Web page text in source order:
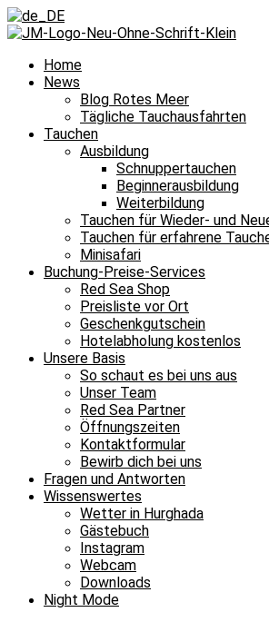
Home
News
Blog Rotes Meer
Tägliche Tauchausfahrten
Tauchen
Ausbildung
Schnuppertauchen
Beginnerausbildung
Weiterbildung
Tauchen für Wieder- und
Tauchen für erfahrene
Minisafari
Buchung-Preise-Services
Red Sea Shop
Preisliste vor Ort
Geschenkgutschein
Hotelabholung kostenlos
Unsere Basis
So schaut es bei uns aus
Unser Team
Red Sea Partner
Öffnungszeiten
Kontaktformular
Bewirb dich bei uns
Fragen und Antworten
Wissenswertes
Wetter in Hurghada
Gästebuch
Instagram
Webcam
Downloads
Night Mode